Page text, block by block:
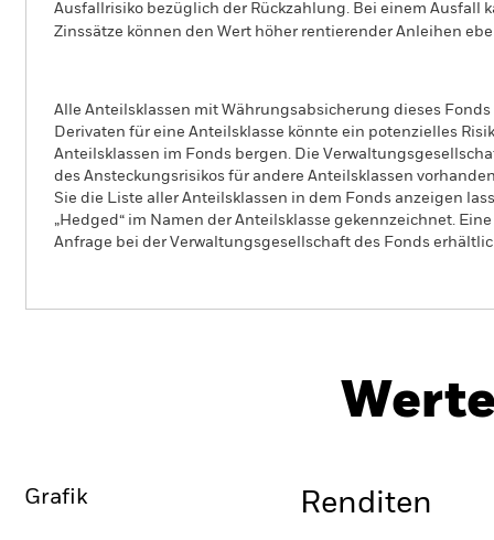
Ausfallrisiko bezüglich der Rückzahlung. Bei einem Ausfall
Zinssätze können den Wert höher rentierender Anleihen
Alle Anteilsklassen mit Währungsabsicherung dieses
Derivaten für eine Anteilsklasse könnte ein potenzielles
Anteilsklassen im Fonds bergen. Die
des Ansteckungsrisikos für andere Anteilsklassen
Sie die Liste aller Anteilsklassen in dem Fonds anzeigen
„Hedged“ im Namen der Anteilsklasse gekennzeichnet.
Anfrage bei der Verwaltungsgesellschaft des Fonds
Wertentwicklung
Grafik Renditen